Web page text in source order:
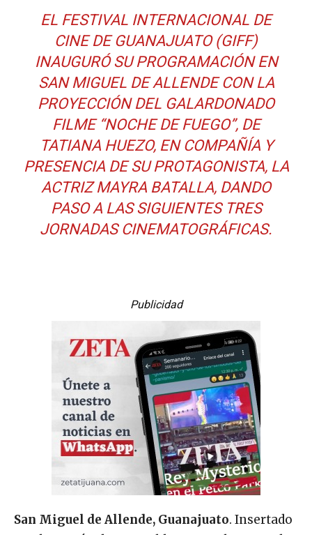
EL FESTIVAL INTERNACIONAL DE
CINE DE GUANAJUATO (GIFF)
INAUGURÓ SU PROGRAMACIÓN EN
SAN MIGUEL DE ALLENDE CON LA
PROYECCIÓN DEL GALARDONADO
FILME “NOCHE DE FUEGO”, DE
TATIANA HUEZO, EN COMPAÑÍA Y
PRESENCIA DE SU PROTAGONISTA, LA
ACTRIZ MAYRA BATALLA, DANDO
PASO A LAS SIGUIENTES TRES
JORNADAS CINEMATOGRÁFICAS.
Publicidad
San Miguel de Allende, Guanajuato. Insertado